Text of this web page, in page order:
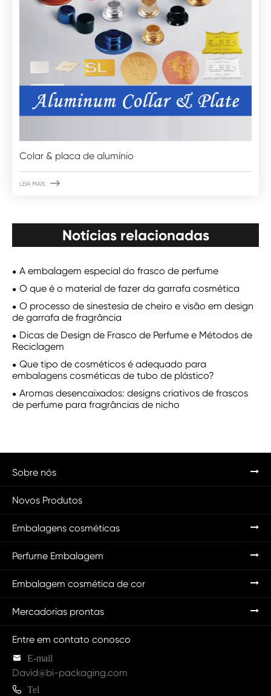
Colar & placa de alumínio
LEIA MAIS 
Notícias relacionadas
A embalagem especial do frasco de perfume
O que é o material de fazer da garrafa cosmética
O processo de sinestesia de cheiro e visão em design
de garrafa de fragrância
Dicas de Design de Frasco de Perfume e Métodos de
Reciclagem
Que tipo de cosméticos é adequado para
embalagens cosméticas de tubo de plástico?
Aromas desencaixados: designs criativos de frascos
de perfume para fragrâncias de nicho
Sobre nós
Novos Produtos
Embalagens cosméticas
Perfume Embalagem
Embalagem cosmética de cor
Mercadorias prontas
Entre em contato conosco
 E-mail
David@bi-packaging.com
 Tel